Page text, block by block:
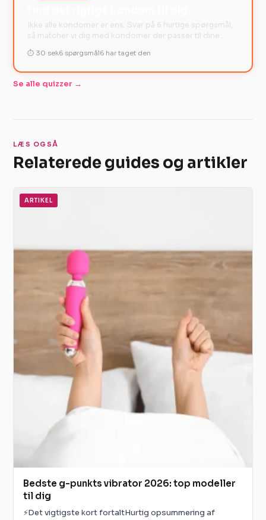
Ikke alle kondomer er ens. Svar på 6 hurtige spørgsmål,
så matcher vi dig med kondomer der passer til dine
behov.
⏱ 30 sek6 spørgsmål6 har taget den
Se alle quizzer →
LÆS OGSÅ
Relaterede guides og artikler
ARTIKEL
Bedste g-punkts vibrator 2026: top modeller
til dig
⚡Det vigtigste kort fortaltHurtig opsummering af